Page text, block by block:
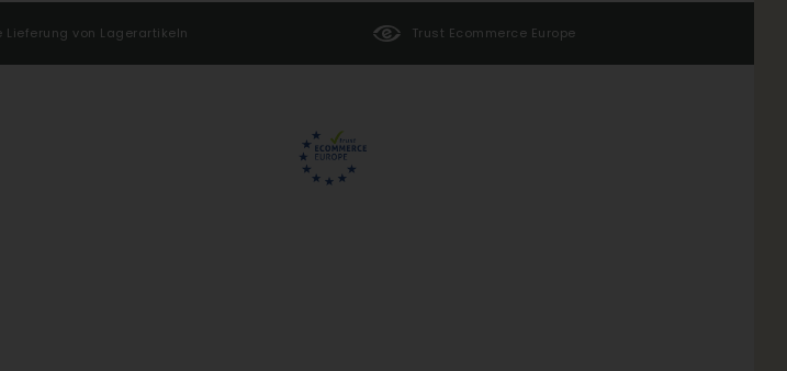
Lieferung von Lagerartikeln Trust Ecommerce Europe